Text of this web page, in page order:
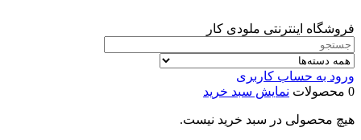
فروشگاه اینترنتی ملودی کار
ورود به حساب کاربری
0 محصولات
نمایش سبد خرید
هیچ محصولی در سبد خرید نیست.